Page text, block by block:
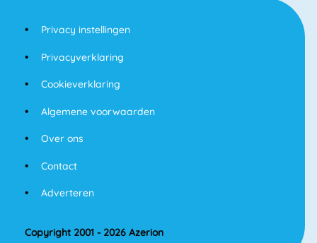
Privacy instellingen
Privacyverklaring
Cookieverklaring
Algemene voorwaarden
Over ons
Contact
Adverteren
Copyright 2001 - 2026 Azerion